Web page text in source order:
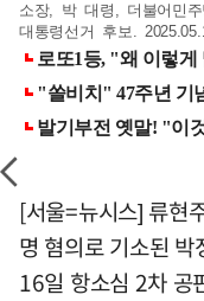
소장, 박 대령, 더불어민
대통령선거 후보.
[서울=뉴시스] 류현
명 혐의로 기소된
16일 항소심 2차 공